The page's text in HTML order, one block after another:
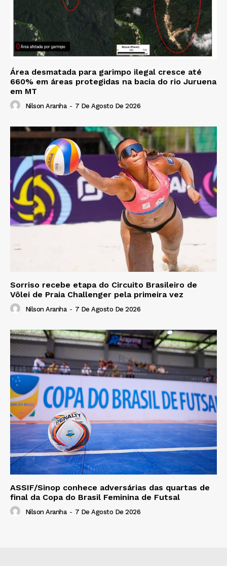
Área desmatada para garimpo ilegal cresce até
660% em áreas protegidas na bacia do rio Juruena
em MT
Nilson Aranha - 7 De Agosto De 2026
Sorriso recebe etapa do Circuito Brasileiro de
Vôlei de Praia Challenger pela primeira vez
Nilson Aranha - 7 De Agosto De 2026
ASSIF/Sinop conhece adversárias das quartas de
final da Copa do Brasil Feminina de Futsal
Nilson Aranha - 7 De Agosto De 2026